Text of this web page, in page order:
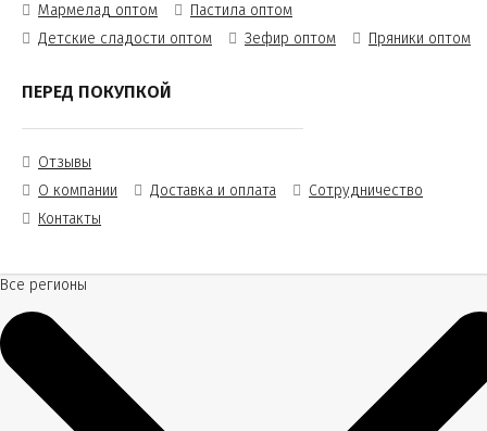
Мармелад оптом
Пастила оптом
Детские сладости оптом
Зефир оптом Пряники оптом
ПЕРЕД ПОКУПКОЙ
Отзывы
О компании
Доставка и оплата
Сотрудничество
Контакты
Все регионы